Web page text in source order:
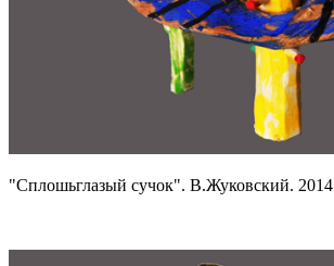
"Сплошьглазый сучок". В.Жуковский. 2014